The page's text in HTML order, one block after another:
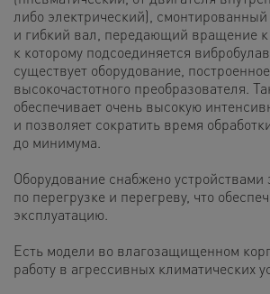
либо электрический), смонтированный
и гибкий вал, передающий вращение к
к которому подсоединяется
существует оборудование,
высокочастотного преобразователя.
обеспечивает очень высокую
и позволяет сократить время
до минимума.
Оборудование снабжено
по перегрузке и перегреву, что
эксплуатацию.
Есть модели во влагозащищенном
работу в агрессивных климатических